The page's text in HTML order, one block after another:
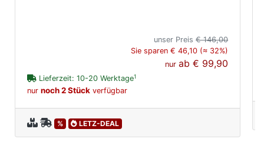
unser Preis€ 146,00
Sie sparen € 46,10 (≈ 32%)
nurab€ 99,90
Lieferzeit: 10-20 Werktage1
nur noch 2 Stück verfügbar
% LETZ-DEAL